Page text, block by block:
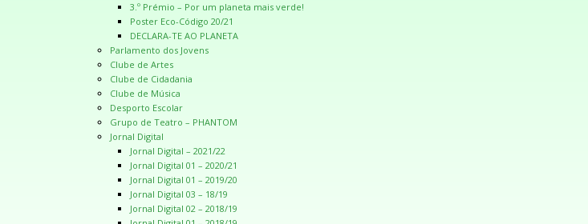
3.º Prémio – Por um planeta mais verde!
Poster Eco-Código 20/21
DECLARA-TE AO PLANETA
Parlamento dos Jovens
Clube de Artes
Clube de Cidadania
Clube de Música
Desporto Escolar
Grupo de Teatro – PHANTOM
Jornal Digital
Jornal Digital – 2021/22
Jornal Digital 01 – 2020/21
Jornal Digital 01 – 2019/20
Jornal Digital 03 – 18/19
Jornal Digital 02 – 2018/19